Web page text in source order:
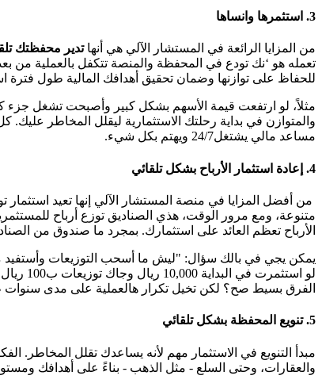
3. استثمرها وانساها
من المزايا الرائعة في المستشار الآلي هي أنهاتدير محفظتك
تعمله هو ‘نك تودع في المحفظة والمنصة تتكفل بالعملية من
للحفاظ على توازنها وضمان تحقيق أهدافك المالية طول فترة
مثلاً، لو ارتفعت قيمة الأسهم بشكل كبير وأصبحت تشغل
والمتوازن في بداية رحلتك الاستثمارية ليقلل المخاطر
مساعد مالي يشتغل24/7 ويهتم بكل شيء.
4. إعادة استثمار الأرباح بشكل تلقائي
من أفضل المزايا في منصة المستشار الآلي إنها تعيد
متنوعة، ومع مرور الوقت، هذي الصناديق توزع أرباح
الأرباح تعظم العائد على استثمارك. بمجرد ما صندوق من
يمكن يجي في بالك سؤال: "ليش ما أسحب التوزيعات وأستفيد
الفرق بسيط صح؟ لكن تخيل تكرار هالعملية على مدى
5. تنويع المحفظة بشكل تلقائي
مبدأ التنويع في الاستثمار مهم لأنه يساعدك تقلل المخاطر.
والعقارات، وحتى السلع - مثل الذهب - بناءً على أهدافك